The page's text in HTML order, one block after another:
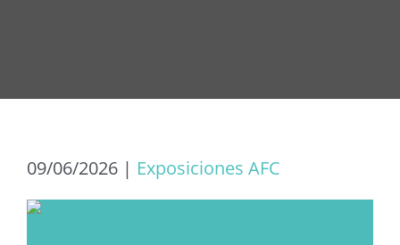
09/06/2026 | Exposiciones AFC